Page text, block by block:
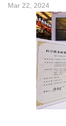
Mar 22, 2024